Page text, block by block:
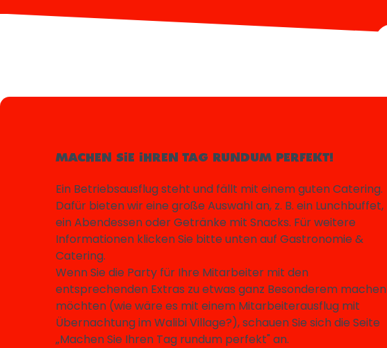
MACHEN SIE IHREN TAG RUNDUM PERFEKT!
Ein Betriebsausflug steht und fällt mit einem guten Catering.
Dafür bieten wir eine große Auswahl an, z. B. ein Lunchbuffet,
ein Abendessen oder Getränke mit Snacks. Für weitere
Informationen klicken Sie bitte unten auf Gastronomie &
Catering.
Wenn Sie die Party für Ihre Mitarbeiter mit den
entsprechenden Extras zu etwas ganz Besonderem machen
möchten (wie wäre es mit einem Mitarbeiterausflug mit
Übernachtung im Walibi Village?), schauen Sie sich die Seite
„Machen Sie Ihren Tag rundum perfekt" an.